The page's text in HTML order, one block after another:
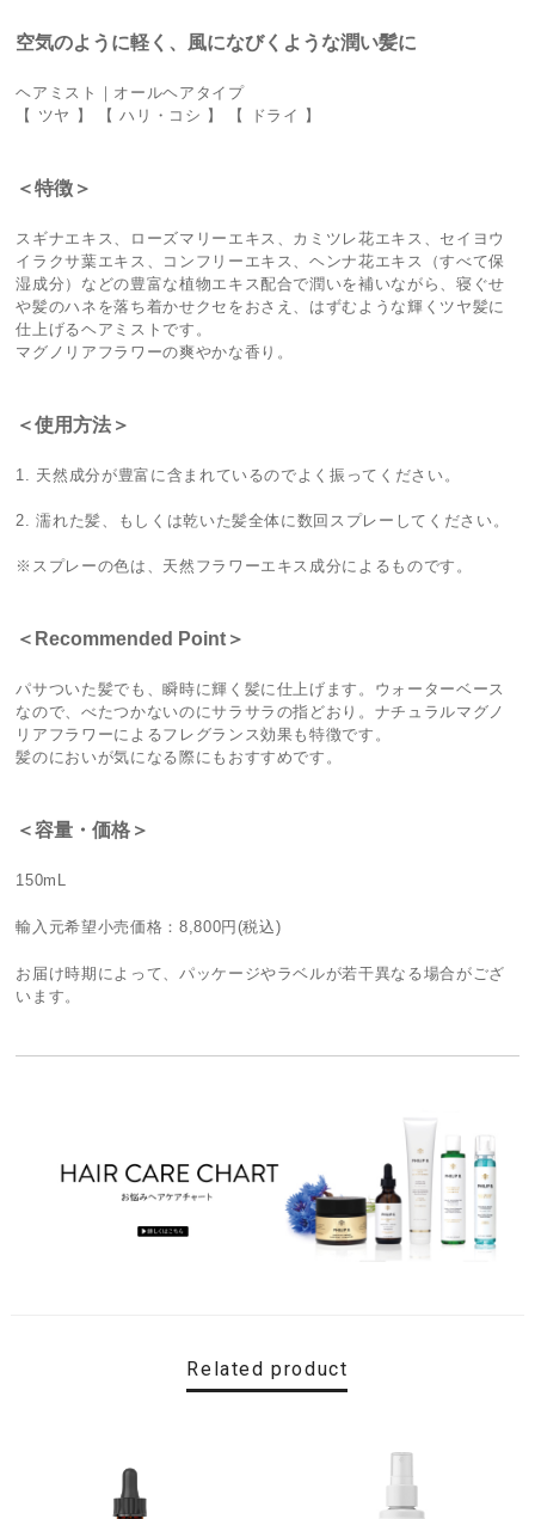
空気のように軽く、風になびくような潤い髪に
ヘアミスト｜オールヘアタイプ
【 ツヤ 】 【 ハリ・コシ 】 【 ドライ 】
＜特徴＞
スギナエキス、ローズマリーエキス、カミツレ花エキス、セイヨウ
イラクサ葉エキス、コンフリーエキス、ヘンナ花エキス（すべて保
湿成分）などの豊富な植物エキス配合で潤いを補いながら、寝ぐせ
や髪のハネを落ち着かせクセをおさえ、はずむような輝くツヤ髪に
仕上げるヘアミストです。
マグノリアフラワーの爽やかな香り。
＜使用方法＞
1. 天然成分が豊富に含まれているのでよく振ってください。
2. 濡れた髪、もしくは乾いた髪全体に数回スプレーしてください。
※スプレーの色は、天然フラワーエキス成分によるものです。
＜Recommended Point＞
パサついた髪でも、瞬時に輝く髪に仕上げます。ウォーターベース
なので、べたつかないのにサラサラの指どおり。ナチュラルマグノ
リアフラワーによるフレグランス効果も特徴です。
髪のにおいが気になる際にもおすすめです。
＜容量・価格＞
150mL
輸入元希望小売価格：8,800円(税込)
お届け時期によって、パッケージやラベルが若干異なる場合がござ
います。
Related product